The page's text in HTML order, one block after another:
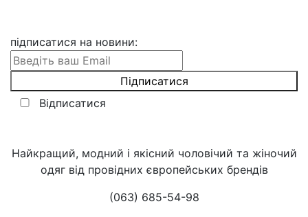
підписатися на новини:
Відписатися
Найкращий, модний і якісний чоловічий та жіночий
одяг від провідних європейських брендів
(063) 685-54-98